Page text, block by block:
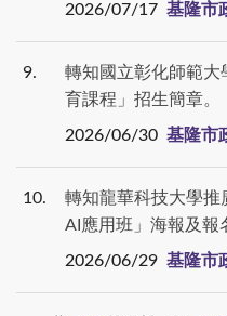
2026/07/17 基隆市
9
轉知國立彰化師範
育課程」招生簡章。
2026/06/30 基隆市
10
轉知龍華科技大學推
AI應用班」海報及報
2026/06/29 基隆市